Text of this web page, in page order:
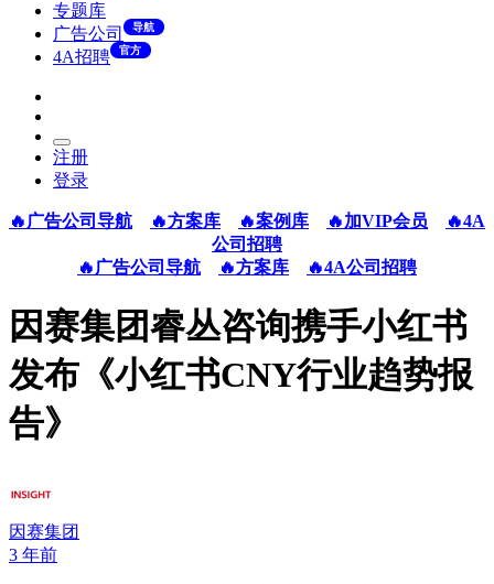
专题库
广告公司
导航
4A招聘 官方
注册
登录
🔥广告公司导航 🔥方案库 🔥案例库 🔥加VIP会员
🔥4A
公司招聘
🔥广告公司导航
🔥方案库 🔥4A公司招聘
因赛集团睿丛咨询携手小红书
发布《小红书CNY行业趋势报
告》
因赛集团
3 年前